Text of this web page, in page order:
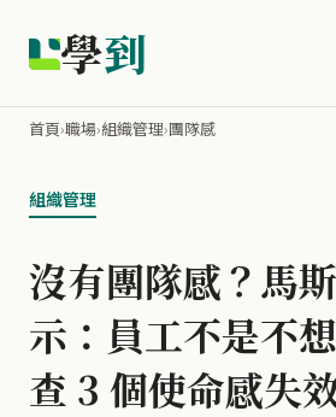
學到
首頁›職場›組織管理›團隊感
組織管理
沒有團隊感？馬
示：員工不是不
查 3 個使命感失